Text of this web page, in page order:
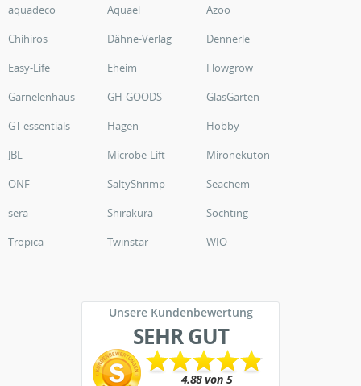
aquadeco
Aquael
Azoo
Chihiros
Dähne-Verlag
Dennerle
Easy-Life
Eheim
Flowgrow
Garnelenhaus
GH-GOODS
GlasGarten
GT essentials
Hagen
Hobby
JBL
Microbe-Lift
Mironekuton
ONF
SaltyShrimp
Seachem
sera
Shirakura
Söchting
Tropica
Twinstar WIO
Unsere Kundenbewertung
SEHR GUT